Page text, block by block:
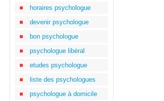
horaires psychologue
devenir psychologue
bon psychologue
psychologue libéral
etudes psychologue
liste des psychologues
psychologue à domicile